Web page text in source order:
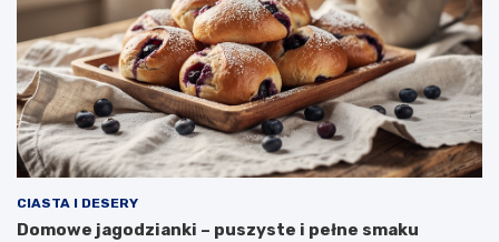
CIASTA I DESERY
Domowe jagodzianki – puszyste i pełne smaku